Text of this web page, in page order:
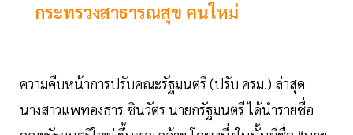
กระทรวงสาธารณสุข คนใหม่
ความคืบหน้าการปรับคณะรัฐมนตรี (ปรับ ครม.) ล่าสุด
นางสาวแพทองธาร ชินวัตร นายกรัฐมนตรี ได้นำรายชื่อ